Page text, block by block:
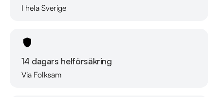
I hela Sverige
14 dagars helförsäkring
Via Folksam